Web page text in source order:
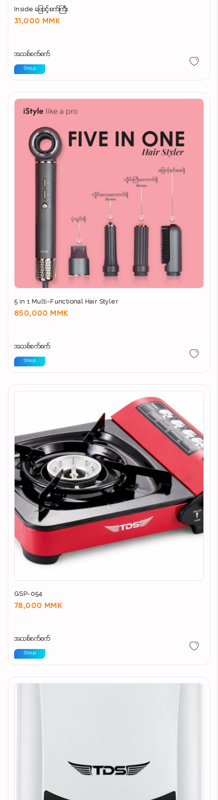
Inside ဖြောင့်စက်ကြီး
31,000 MMK
အသစ်စက်စက်
Shop
5 in 1 Multi-Functional Hair Styler
850,000 MMK
အသစ်စက်စက်
Shop
GSP-054
78,000 MMK
အသစ်စက်စက်
Shop